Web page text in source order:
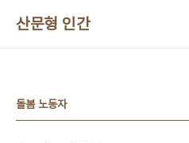
산문형 인간
돌봄 노동자